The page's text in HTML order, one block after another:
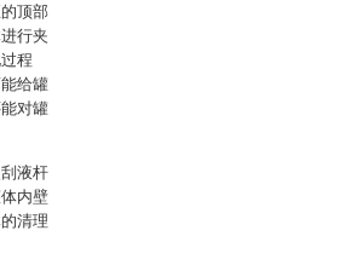
顶部
行夹
程
给罐
对罐
液杆
内壁
清理